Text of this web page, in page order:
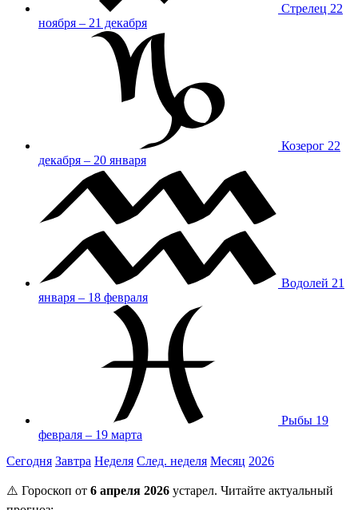
Стрелец 22
ноября – 21 декабря
Козерог 22
декабря – 20 января
Водолей 21
января – 18 февраля
Рыбы 19
февраля – 19 марта
Сегодня Завтра Неделя След. неделя Месяц 2026
⚠️ Гороскоп от 6 апреля 2026 устарел. Читайте актуальный